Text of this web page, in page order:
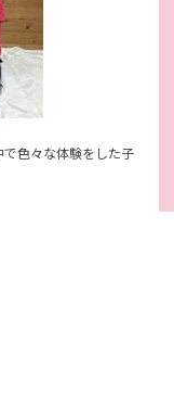
色々な体験をした子